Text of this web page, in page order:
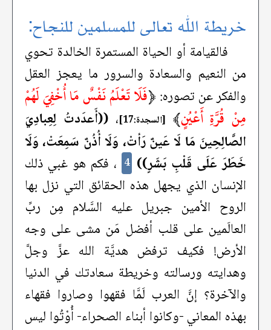
خريطة الله تعالى للمسلمين للنجاح:
فالقيامة أو الحياة المستمرة الخالدة تحوي
من النعيم والسعادة والسرور ما يعجز العقل
والفكر عن تصوره: ﴿فَلَا تَعْلَمُ نَفْسٌ مَا أُخْفِيَ لَهُمْ
مِنْ قُرَّةِ أَعْيُنٍ﴾ [السجدة:17] ، ((أَعدَدتُ لِعِبادِيَ
الصَّالِحِينَ مَا لَا عَينٌ رَأتْ، وَلَا أُذُنٌ سَمِعَتْ، وَلَا
خَطَرَ عَلَى قَلْبِ بَشَرٍ)) 4 ، فكم هو غبي ذلك
الإنسان الذي يجهل هذه الحقائق التي نزل بها
الروح الأمين جبريل عليه السَّلام مِن ربِّ
العالَمين على قلب أفضل مَن مشى على وجه
الأرض! فكيف ترفض هديَّة الله عزَّ وجلَّ
وهدايته ورسالته وخريطة سعادتك في الدنيا
والآخرة؟ إنَّ العرب لَمَّا فقهوا وصاروا فقهاء
بهذه المعاني -وكانوا أبناء الصحراء- أُوْتُوا ليس